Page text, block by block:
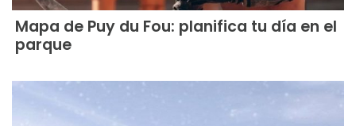
Mapa de Puy du Fou: planifica tu día en el
parque